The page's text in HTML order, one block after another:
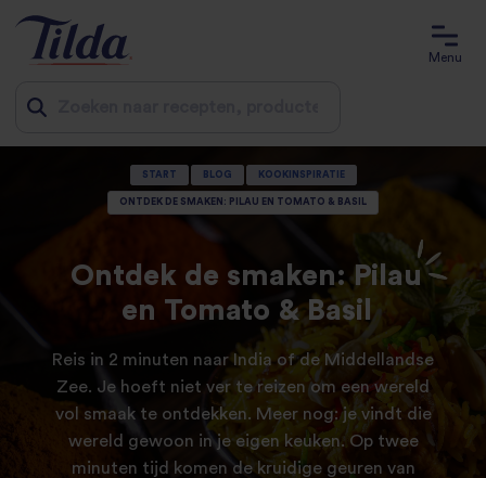
Menu
START BLOG KOOKINSPIRATIE
ONTDEK DE SMAKEN: PILAU EN TOMATO & BASIL
Ontdek de smaken: Pilau
en Tomato & Basil
Reis in 2 minuten naar India of de Middellandse
Zee. Je hoeft niet ver te reizen om een wereld
vol smaak te ontdekken. Meer nog: je vindt die
wereld gewoon in je eigen keuken. Op twee
minuten tijd komen de kruidige geuren van